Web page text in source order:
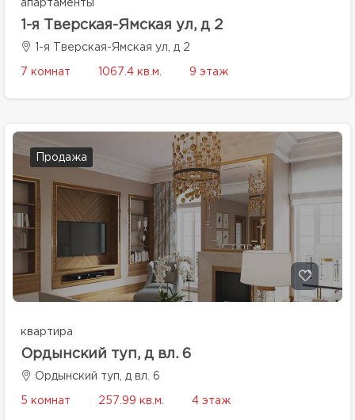
апартаменты
1-я Тверская-Ямская ул, д 2
1-я Тверская-Ямская ул, д 2
7 комнат 1067.4 кв.м. 9 этаж
Продажа
квартира
Ордынский туп, д вл. 6
Ордынский туп, д вл. 6
5 комнат 257.99 кв.м. 4 этаж